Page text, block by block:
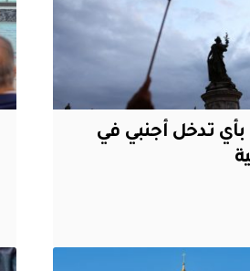
تدخل أجنبي في